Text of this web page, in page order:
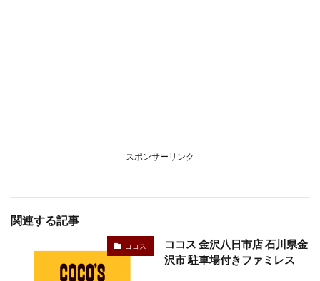
スポンサーリンク
関連する記事
ココス
ココス 金沢八日市店 石川県金
沢市 駐車場付きファミレス